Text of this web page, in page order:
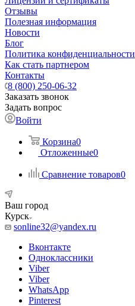
Отзывы
Полезная информация
Новости
Блог
Политика конфиденциальности
Как стать партнером
Контакты
8 (800) 250-06-32
Заказать звонок
Задать вопрос
Войти
Корзина0
Отложенные0
Сравнение товаров0
Ваш город
Курск
sonline32@yandex.ru
Вконтакте
Одноклассники
Viber
Viber
WhatsApp
Pinterest